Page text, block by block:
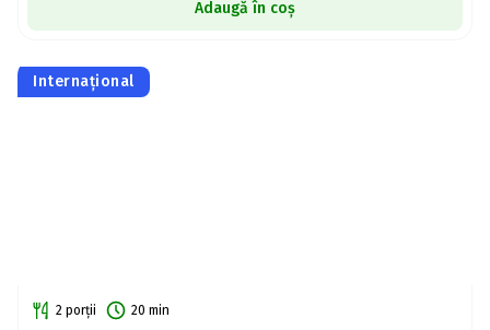
Adaugă în coș
Internațional
2 porții 20 min